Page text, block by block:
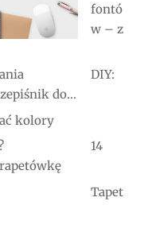
fontó
w – z
DIY:
do...
kolory
14
Tapet